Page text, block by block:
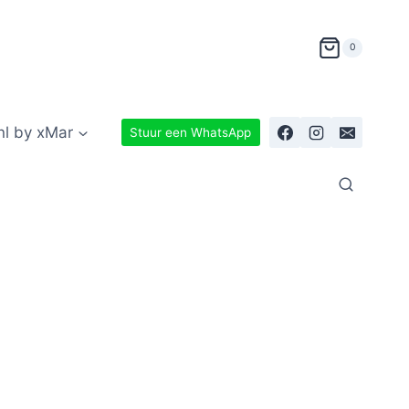
0
by xMar Stuur een WhatsApp